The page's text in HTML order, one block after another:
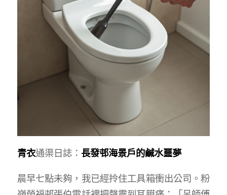
青衣通渠日誌： 長發邨海景戶的鹹水噩夢
晨早七點未夠，我已經拎住工具箱衝出公司。粉